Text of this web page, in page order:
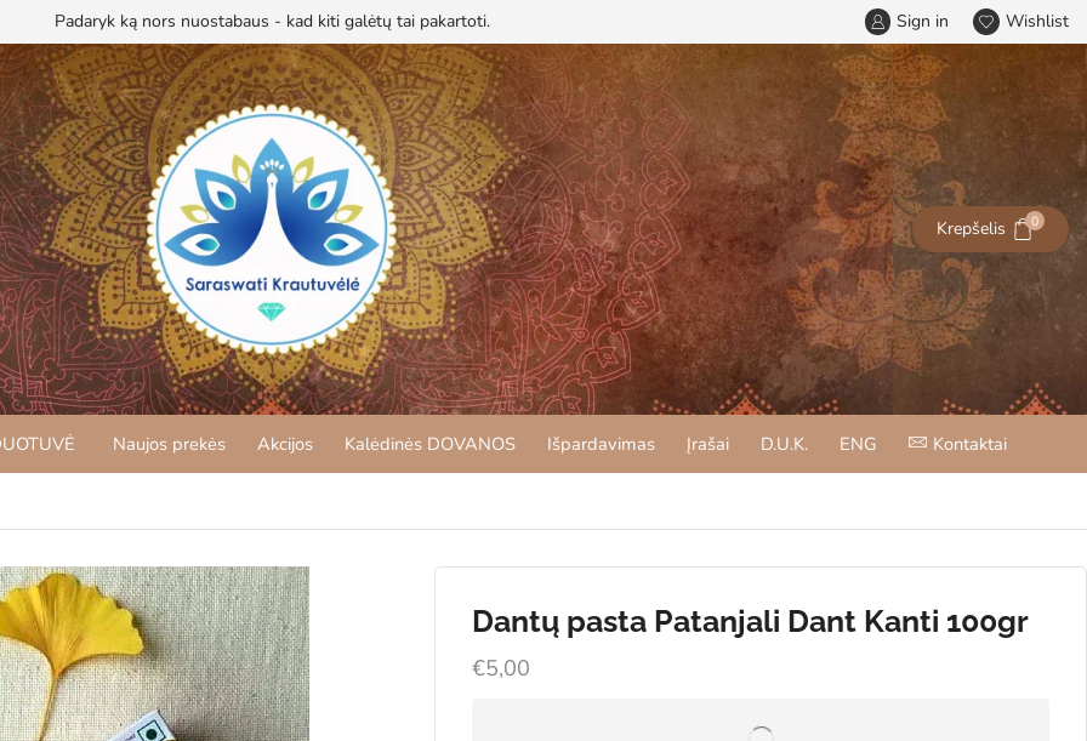
Padaryk ką nors nuostabaus - kad kiti galėtų tai pakartoti. Sign in Wishlist
Krepšelis 0
Naujos prekės Akcijos Kalėdinės DOVANOS Išpardavimas Įrašai D.U.K. ENG Kontaktai
Dantų pasta Patanjali Dant Kanti 100gr
€5,00